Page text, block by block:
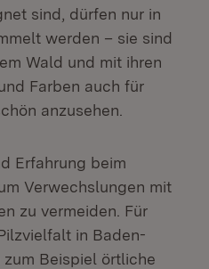
sind, dürfen nur in
werden – sie sind
Wald und mit ihren
Farben auch für
anzusehen.
Erfahrung beim
Verwechslungen mit
zu vermeiden. Für
in Baden-
Beispiel örtliche